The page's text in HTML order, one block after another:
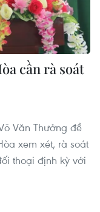
cần rà soát
Văn Thưởng đề
xem xét, rà soát
thoại định kỳ với